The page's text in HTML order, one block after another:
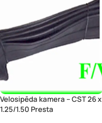
Velosipēda kamera – CST 26 x
1.25/1.50 Presta